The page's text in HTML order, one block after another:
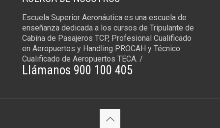
Escuela Superior Aeronáutica es una escuela de
enseñanza dedicada a los cursos de Tripulante de
Cabina de Pasajeros TCP, Profesional Cualificado
en Aeropuertos y Handling PROCAH y Técnico
Cualificado de Aeropuertos TECA. /
Llámanos 900 100 405